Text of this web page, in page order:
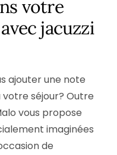
votre
jacuzzi
ajouter une note
séjour? Outre
vous propose
imaginées
de